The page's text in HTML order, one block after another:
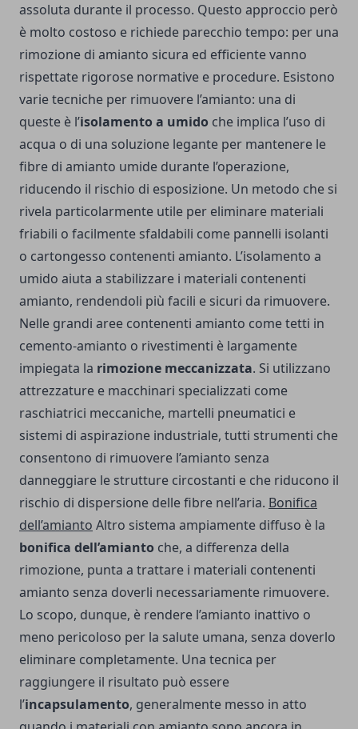
assoluta durante il processo. Questo approccio però
è molto costoso e richiede parecchio tempo: per una
rimozione di amianto sicura ed efficiente vanno
rispettate rigorose normative e procedure. Esistono
varie tecniche per rimuovere l’amianto: una di
queste è l’isolamento a umido che implica l’uso di
acqua o di una soluzione legante per mantenere le
fibre di amianto umide durante l’operazione,
riducendo il rischio di esposizione. Un metodo che si
rivela particolarmente utile per eliminare materiali
friabili o facilmente sfaldabili come pannelli isolanti
o cartongesso contenenti amianto. L’isolamento a
umido aiuta a stabilizzare i materiali contenenti
amianto, rendendoli più facili e sicuri da rimuovere.
Nelle grandi aree contenenti amianto come tetti in
cemento-amianto o rivestimenti è largamente
impiegata la rimozione meccanizzata. Si utilizzano
attrezzature e macchinari specializzati come
raschiatrici meccaniche, martelli pneumatici e
sistemi di aspirazione industriale, tutti strumenti che
consentono di rimuovere l’amianto senza
danneggiare le strutture circostanti e che riducono il
rischio di dispersione delle fibre nell’aria. Bonifica
dell’amianto Altro sistema ampiamente diffuso è la
bonifica dell’amianto che, a differenza della
rimozione, punta a trattare i materiali contenenti
amianto senza doverli necessariamente rimuovere.
Lo scopo, dunque, è rendere l’amianto inattivo o
meno pericoloso per la salute umana, senza doverlo
eliminare completamente. Una tecnica per
raggiungere il risultato può essere
l’incapsulamento, generalmente messo in atto